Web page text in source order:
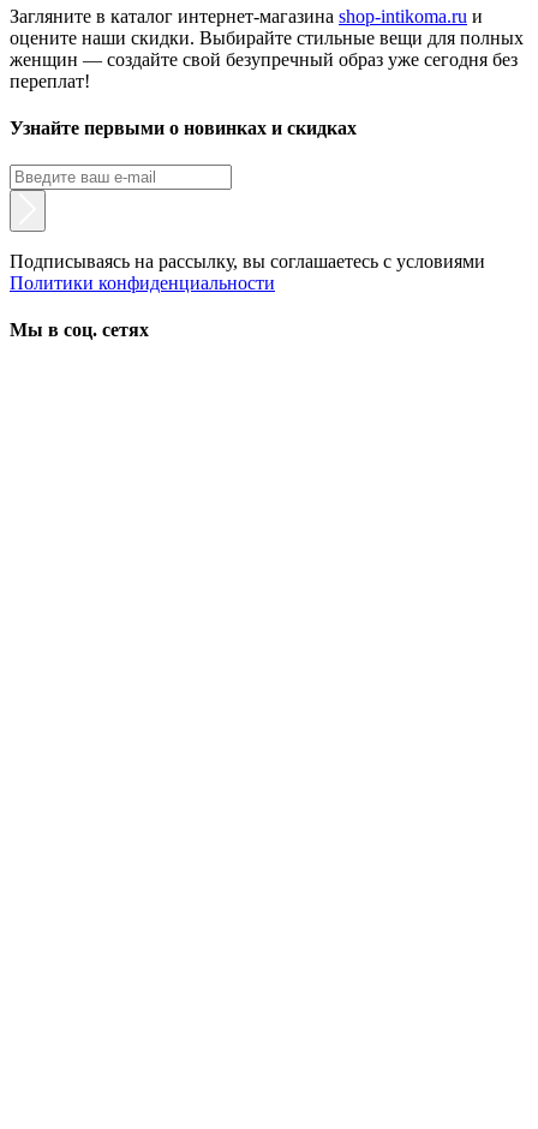
Загляните в каталог интернет-магазина shop-intikoma.ru и
оцените наши скидки. Выбирайте стильные вещи для полных
женщин — создайте свой безупречный образ уже сегодня без
переплат!
Узнайте первыми о новинках и скидках
Подписываясь на рассылку, вы соглашаетесь с условиями
Политики конфиденциальности
Мы в соц. сетях